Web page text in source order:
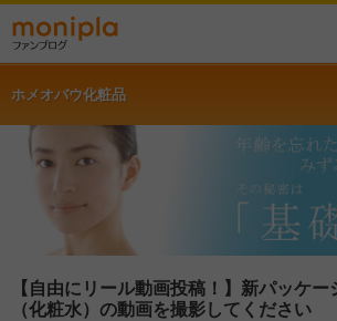
ホメオバウ化粧品
【自由にリール動画投稿！】新パッケー
（化粧水）の動画を撮影してください